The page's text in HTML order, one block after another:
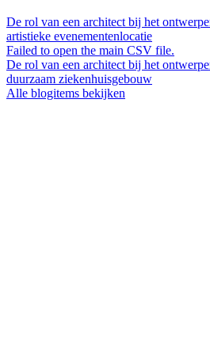
De rol van een architect bij het
artistieke evenementenlocatie
Failed to open the main CSV file.
De rol van een architect bij het
duurzaam ziekenhuisgebouw
Alle blogitems bekijken